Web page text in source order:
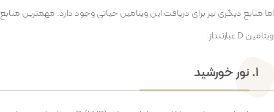
اما منابع دیگری نیز برای دریافت این ویتامین حیاتی وجود دارد. مهمترین منابع
ویتامین D عبارتنداز:
۱. نور خورشید